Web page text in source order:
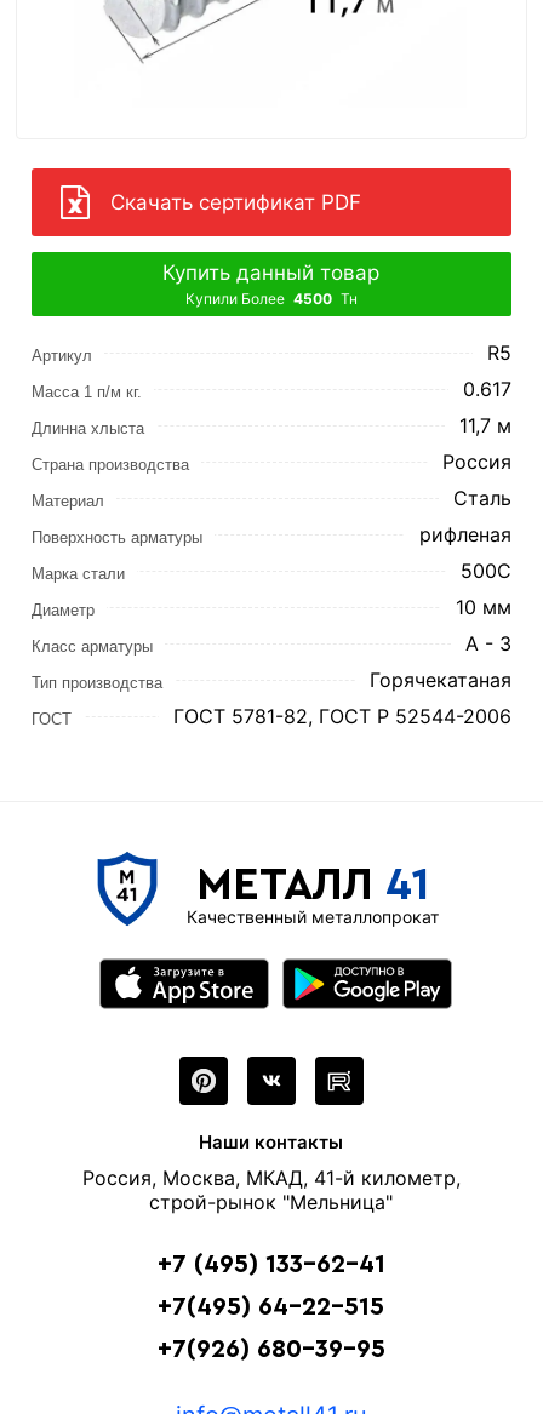
Скачать сертификат PDF
Купить данный товар
Купили Более 4500 Тн
Артикул R5
Масса 1 п/м кг. 0.617
Длинна хлыста 11,7 м
Страна производства Россия
Материал Сталь
Поверхность арматуры рифленая
Марка стали 500С
Диаметр 10 мм
Класс арматуры А - 3
Тип производства Горячекатаная
ГОСТ ГОСТ 5781-82, ГОСТ Р 52544-2006
МЕТАЛЛ 41
Качественный металлопрокат
Наши контакты
Россия, Москва, МКАД, 41-й километр,
строй-рынок "Мельница"
+7 (495) 133-62-41
+7(495) 64-22-515
+7(926) 680-39-95